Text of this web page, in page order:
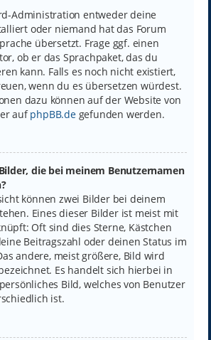
Administration entweder deine
oder niemand hat das Forum
übersetzt. Frage ggf. einen
ob er das Sprachpaket, das du
kann. Falls es noch nicht existiert,
wenn du es übersetzen würdest.
dazu können auf der Website von
aufphpBB.degefunden werden.
die bei meinem Benutzernamen
können zwei Bilder bei deinem
Eines dieser Bilder ist meist mit
Oft sind dies Sterne, Kästchen
Beitragszahl oder deinen Status im
andere, meist größere, Bild wird
Es handelt sich hierbei in
Bild, welches von Benutzer
ist.